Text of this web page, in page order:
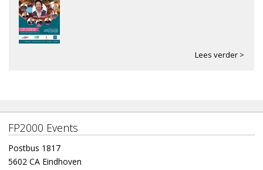
Lees verder >
FP2000 Events
Postbus 1817
5602 CA Eindhoven